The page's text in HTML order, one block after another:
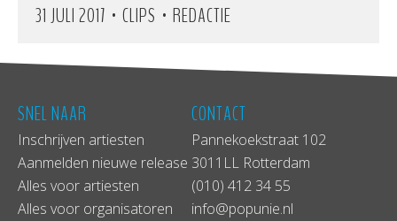
31 JULI 2017 • CLIPS • REDACTIE
SNEL NAAR
Inschrijven artiesten
Aanmelden nieuwe release
Alles voor artiesten
Alles voor organisatoren
CONTACT
Pannekoekstraat 102
3011LL Rotterdam
(010) 412 34 55
info@popunie.nl